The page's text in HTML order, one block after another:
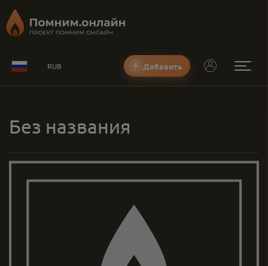
RUB Добавить
Без названия